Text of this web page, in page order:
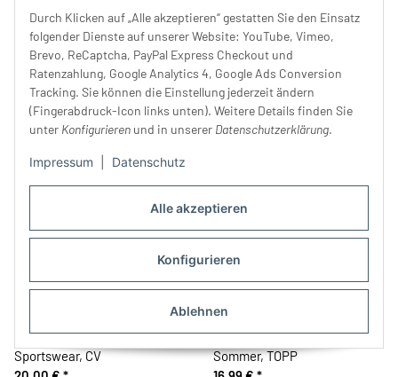
Alle akzeptieren
Konfigurieren
Ablehnen
Durch Klicken auf „Alle akzeptieren“ gestatten Sie den Einsatz
folgender Dienste auf unserer Website: YouTube, Vimeo,
Brevo, ReCaptcha, PayPal Express Checkout und
Ratenzahlung, Google Analytics 4, Google Ads Conversion
Tracking. Sie können die Einstellung jederzeit ändern
(Fingerabdruck-Icon links unten). Weitere Details finden Sie
unter Konfigurieren und in unserer Datenschutzerklärung.
Impressum Datenschutz
Nähbuch: Einfach Kleidung
Ändern, Haupt
29,90 €*
Nähbuch: Mini Me Nähen -
Partnerlooks für Mama und
mich, EMF
14,99 €*
Nähbuch: Näh dir deine
Sportswear, CV
Nähbuch: Näh dir den
Sommer, TOPP